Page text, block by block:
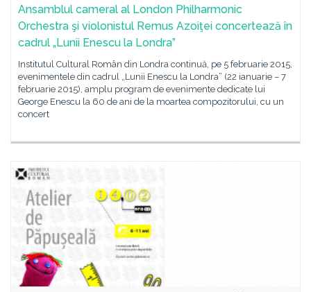
Ansamblul cameral al London Philharmonic
Orchestra şi violonistul Remus Azoiţei concertează în
cadrul „Lunii Enescu la Londra”
Institutul Cultural Român din Londra continuă, pe 5 februarie 2015,
evenimentele din cadrul „Lunii Enescu la Londra” (22 ianuarie – 7
februarie 2015), amplu program de evenimente dedicate lui
George Enescu la 60 de ani de la moartea compozitorului, cu un
concert